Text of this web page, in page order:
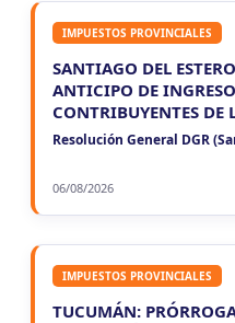
IMPUESTOS PROVINCIALES
SANTIAGO DEL
ANTICIPO DE
CONTRIBUYENTES DE
Resolución General DGR
06/08/2026
IMPUESTOS PROVINCIALES
TUCUMÁN: